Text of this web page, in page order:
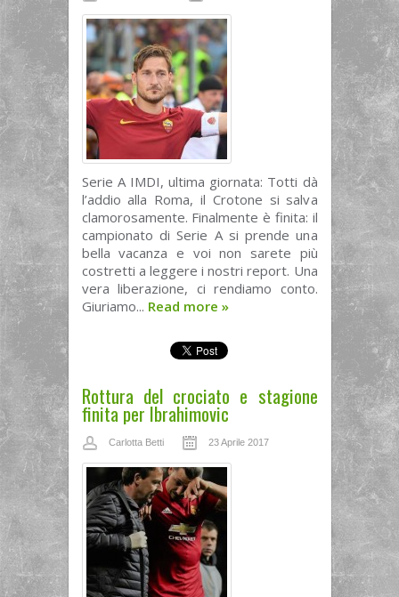
Serie A IMDI, ultima giornata: Totti dà
l’addio alla Roma, il Crotone si salva
clamorosamente. Finalmente è finita: il
campionato di Serie A si prende una
bella vacanza e voi non sarete più
costretti a leggere i nostri report. Una
vera liberazione, ci rendiamo conto.
Giuriamo... Read more »
Rottura del crociato e stagione
finita per Ibrahimovic
Carlotta Betti 23 Aprile 2017